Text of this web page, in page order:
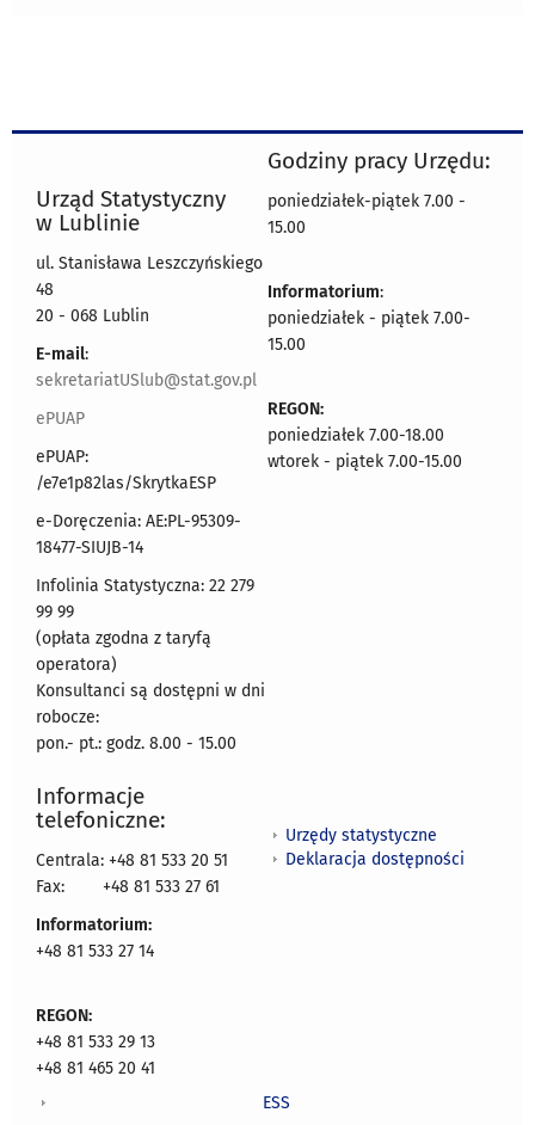
Urząd Statystyczny
w Lublinie
ul. Stanisława Leszczyńskiego
48
20 - 068 Lublin
E-mail:
sekretariatUSlub@stat.gov.pl
ePUAP
ePUAP:
/e7e1p82las/SkrytkaESP
e-Doręczenia: AE:PL-95309-
18477-SIUJB-14
Infolinia Statystyczna: 22 279
99 99
(opłata zgodna z taryfą
operatora)
Konsultanci są dostępni w dni
robocze:
pon.- pt.: godz. 8.00 - 15.00
Godziny pracy Urzędu:
poniedziałek-piątek 7.00 -
15.00
Informatorium:
poniedziałek - piątek 7.00-
15.00
REGON:
poniedziałek 7.00-18.00
wtorek - piątek 7.00-15.00
Informacje
telefoniczne:
Centrala: +48 81 533 20 51
Fax:
+48 81 533 27 61
Informatorium:
+48 81 533 27 14
REGON:
+48 81 533 29 13
+48 81 465 20 41
Urzędy statystyczne
Deklaracja dostępności
ESS